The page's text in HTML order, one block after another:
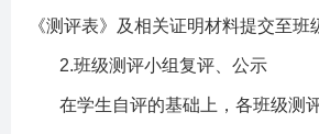
《测评表》及相关证明材料提交至班
2.班级测评小组复评、公示
在学生自评的基础上，各班级测